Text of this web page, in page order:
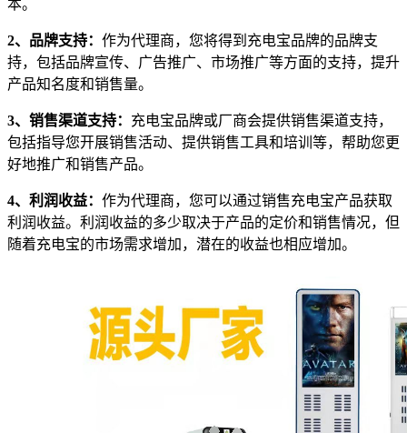
本。
2、品牌支持： 作为代理商，您将得到充电宝品牌的品牌支
持，包括品牌宣传、广告推广、市场推广等方面的支持，提升
产品知名度和销售量。
3、销售渠道支持： 充电宝品牌或厂商会提供销售渠道支持，
包括指导您开展销售活动、提供销售工具和培训等，帮助您更
好地推广和销售产品。
4、利润收益： 作为代理商，您可以通过销售充电宝产品获取
利润收益。利润收益的多少取决于产品的定价和销售情况，但
随着充电宝的市场需求增加，潜在的收益也相应增加。